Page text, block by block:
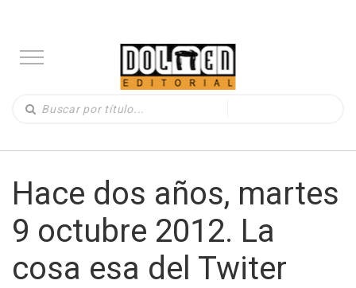
Hace dos años, martes
9 octubre 2012. La
cosa esa del Twiter